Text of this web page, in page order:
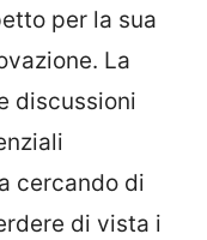
per la sua
La
discussioni
cercando di
di vista i